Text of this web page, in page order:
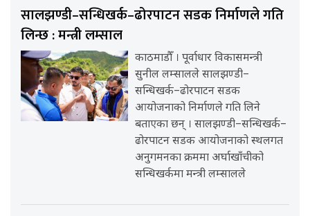
सालझण्डी–सन्धिखर्क–ढोरपाटन सडक निर्माणले गति
लिन्छ : मन्त्री लम्साल
काठमाडौँ । पूर्वाधार विकासमन्त्री
सुनील लम्सालले सालझण्डी–
सन्धिखर्क–ढोरपाटन सडक
आयोजनाको निर्माणले गति लिने
बताएका छन् । सालझण्डी–सन्धिखर्क–
ढोरपाटन सडक आयोजनाको स्थलगत
अनुगमनका क्रममा अर्घाखाँचीको
सन्धिखर्कमा मन्त्री लम्सालले